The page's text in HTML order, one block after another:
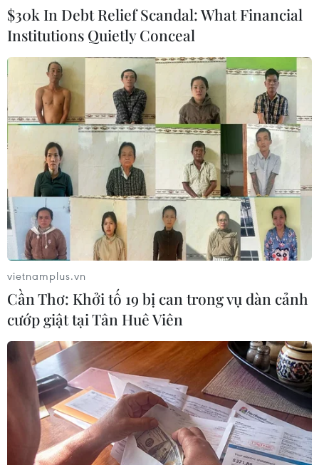
Người dân làm lễ với lòng thành kính mong các nạn nhân thiệt
mạng sớm siêu thoát. (Ảnh: Tuấn Đức/TTXVN)
$30k In Debt Relief Scandal: What Financial
Institutions Quietly Conceal
vietnamplus.vn
Cần Thơ: Khởi tố 19 bị can trong vụ dàn cảnh
cướp giật tại Tân Huê Viên